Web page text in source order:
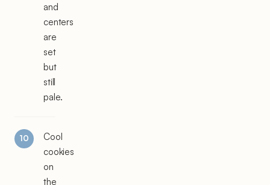
and
centers
are
set
but
still
pale.
Cool
cookies
on
the